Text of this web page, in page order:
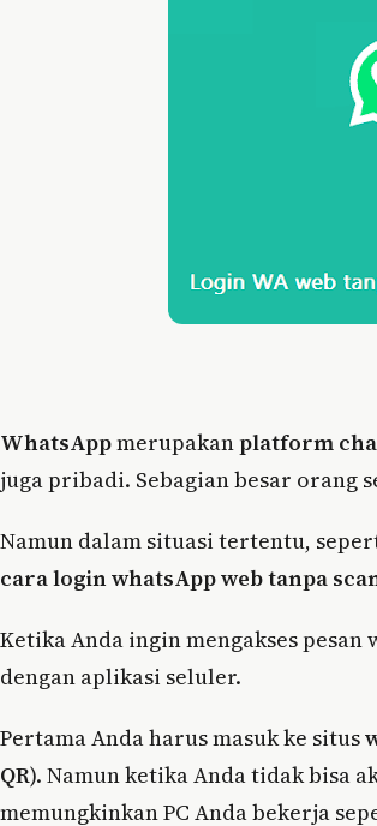
WhatsAppmerupakanplatform
juga pribadi. Sebagian besar orang
Namun dalam situasi tertentu,
cara login whatsApp web tanpa
Ketika Anda ingin mengakses
dengan aplikasi seluler.
Pertama Anda harus masuk ke situs
QR). Namun ketika Anda tidak bisa
memungkinkan PC Anda bekerja